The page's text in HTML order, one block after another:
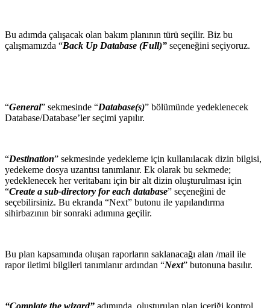
Bu adımda çalışacak olan bakım planının türü seçilir. Biz bu
çalışmamızda “Back Up Database (Full)” seçeneğini seçiyoruz.
“General” sekmesinde “Database(s)” bölümünde yedeklenecek
Database/Database’ler seçimi yapılır.
“Destination” sekmesinde yedekleme için kullanılacak dizin bilgisi,
yedekeme dosya uzantısı tanımlanır. Ek olarak bu sekmede;
yedeklenecek her veritabanı için bir alt dizin oluşturulması için
“Create a sub-directory for each database” seçeneğini de
seçebilirsiniz. Bu ekranda “Next” butonu ile yapılandırma
sihirbazının bir sonraki adımına geçilir.
Bu plan kapsamında oluşan raporların saklanacağı alan /mail ile
rapor iletimi bilgileri tanımlanır ardından “Next” butonuna basılır.